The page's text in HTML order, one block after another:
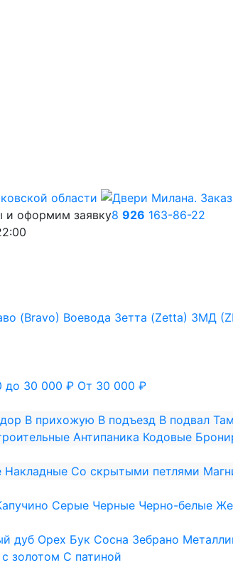
и оформим заявку8 926 163-86-22
(Bravo) Воевода Зетта (Zetta) ЗМД
до 30 000 ₽ От 30 000 ₽
В прихожую В подъезд В подвал
Антипаника Кодовые
Накладные Со скрытыми петлями
Серые Черные Черно-белые
дуб Орех Бук Сосна Зебрано
золотом С патиной